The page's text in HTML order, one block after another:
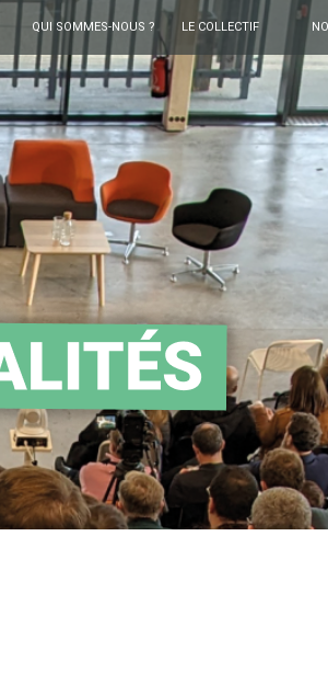
QUI SOMMES-NOUS ? LE COLLECTIF